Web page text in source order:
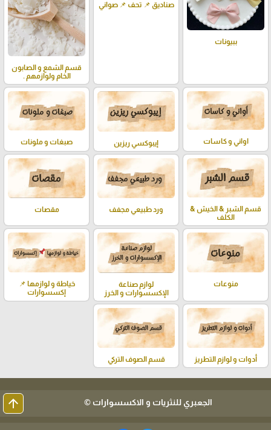
ببيونات
صناديق 📌 تحف 📌 صواني
قسم الشمع و الصابون
الخام ولوازمهم .
اواني و كاسات إيبوكسي ريزين صبغات و ملونات
قسم الشبر & الخيش &
الكلف
ورد طبيعي مجفف مقصات
منوعات
لوازم صناعة
الإكسسوارات و الخرز
خياطة و لوازمها 📌
إكسسوارات
أدوات و لوازم التطريز قسم الصوف التركي
الجعبري للنثريات و الاكسسوارات © arrow_upward